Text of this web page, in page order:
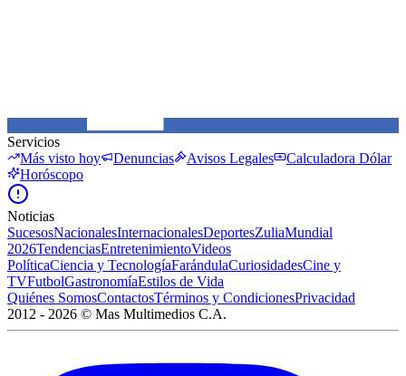
Servicios
Más visto hoy
Denuncias Avisos Legales
Calculadora Dólar
Horóscopo
Noticias
SucesosNacionalesInternacionalesDeportesZuliaMundial
2026TendenciasEntretenimientoVideos
PolíticaCiencia y TecnologíaFarándulaCuriosidadesCine y
TVFutbolGastronomíaEstilos de Vida
Quiénes SomosContactosTérminos y CondicionesPrivacidad
2012 - 2026 © Mas Multimedios C.A.